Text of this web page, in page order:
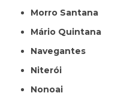
Morro Santana
Mário Quintana
Navegantes
Niterói
Nonoai